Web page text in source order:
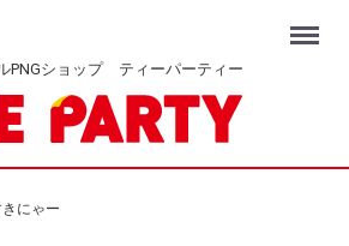
PNGショップ ティーパーティー
Menu
にゃー